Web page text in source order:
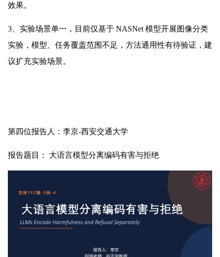
效果。
3、实验场景单一，目前仅基于 NASNet 模型开展图像分类
实验，模型、任务覆盖范围不足，方法通用性有待验证，建
议扩充实验场景。
第四位报告人：李京-西安交通大学
报告题目： 大语言模型分离编码有害与拒绝